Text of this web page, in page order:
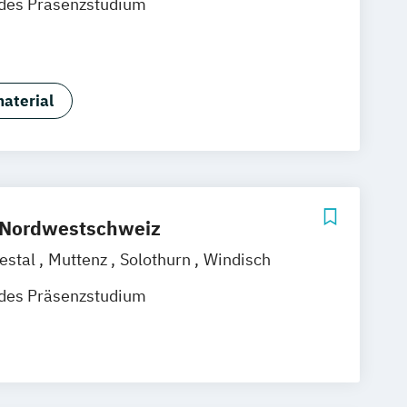
Muttenz Solothurn
Windisch
Präsenzstudium